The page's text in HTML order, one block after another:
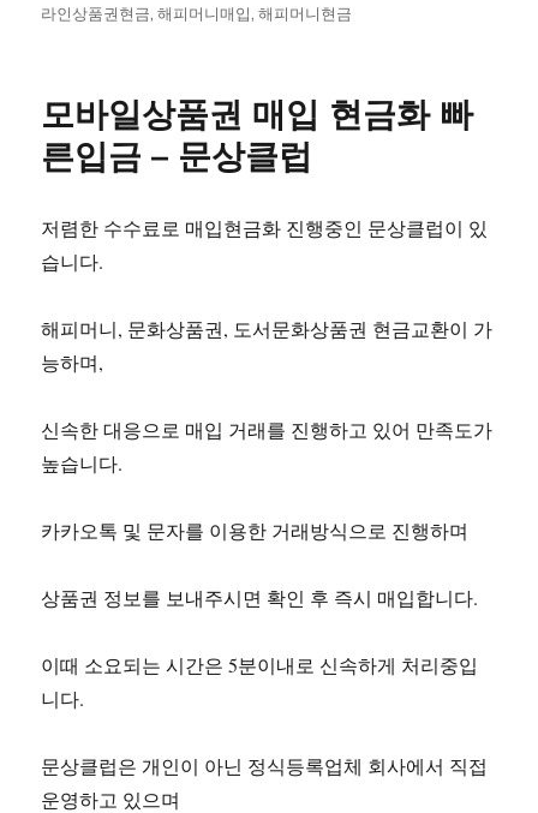
일
라인상품권현금,해피머니매입,해피머니현금
모바일상품권 매입 현금화 빠
른입금 – 문상클럽
저렴한 수수료로 매입현금화 진행중인 문상클럽이 있
습니다.
해피머니, 문화상품권, 도서문화상품권 현금교환이 가
능하며,
신속한 대응으로 매입 거래를 진행하고 있어 만족도가
높습니다.
카카오톡 및 문자를 이용한 거래방식으로 진행하며
상품권 정보를 보내주시면 확인 후 즉시 매입합니다.
이때 소요되는 시간은 5분이내로 신속하게 처리중입
니다.
문상클럽은 개인이 아닌 정식등록업체 회사에서 직접
운영하고 있으며